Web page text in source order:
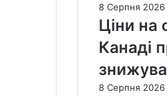
8 Серпня 2026
Ціни на
Канаді
8 Серпня 2026